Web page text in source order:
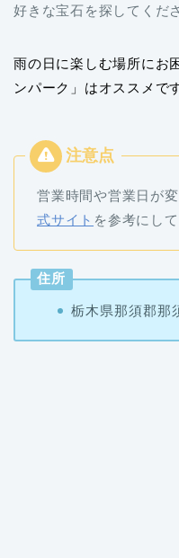
好きな宝石を探してくだ
雨の日に楽しむ場所にお
ンパーク」はオススメで
営業時間や営業日が
式サイト を参考にし
住所
栃木県那須郡那